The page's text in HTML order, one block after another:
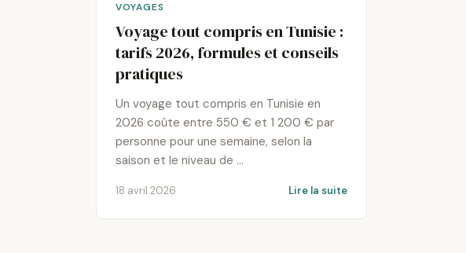
VOYAGES
Voyage tout compris en Tunisie :
tarifs 2026, formules et conseils
pratiques
Un voyage tout compris en Tunisie en
2026 coûte entre 550 € et 1 200 € par
personne pour une semaine, selon la
saison et le niveau de …
18 avril 2026 Lire la suite